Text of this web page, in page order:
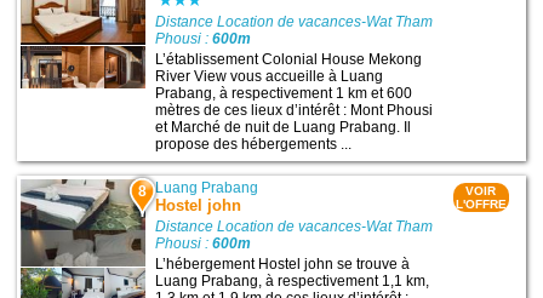
Distance Location de vacances-Wat Tham
Phousi :600m
L’établissement Colonial House Mekong
River View vous accueille à Luang
Prabang, à respectivement 1 km et 600
mètres de ces lieux d’intérêt : Mont Phousi
et Marché de nuit de Luang Prabang. Il
propose des hébergements ...
8 Luang Prabang
Hostel john
Distance Location de vacances-Wat Tham
Phousi :600m
L’hébergement Hostel john se trouve à
Luang Prabang, à respectivement 1,1 km,
VOIR
L'OFFRE